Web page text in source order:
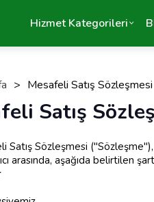
Hizmet Kategorileri
> Mesafeli Satış Sözleşmesi
Satış
Satış Sözleşmesi ("Sözleşme"),
arasında, aşağıda belirtilen